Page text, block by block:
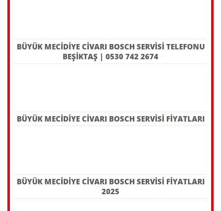
BÜYÜK MECIDIYE CIVARI BOSCH SERVISI TELEFONU
BEŞIKTAŞ | 0530 742 2674
BÜYÜK MECIDIYE CIVARI BOSCH SERVISI FIYATLARI
BÜYÜK MECIDIYE CIVARI BOSCH SERVISI FIYATLARI
2025